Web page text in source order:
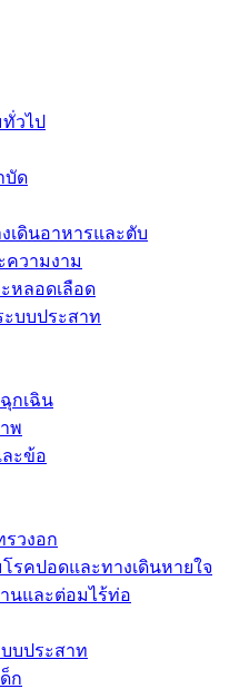
วไป
บัด
เดินอาหารและตับ
วามงาม
หลอดเลือด
บบประสาท
กเฉิน
พ
ะข้อ
วงอก
รคปอดและทางเดินหายใจ
นและต่อมไร้ท่อ
บประสาท
ก